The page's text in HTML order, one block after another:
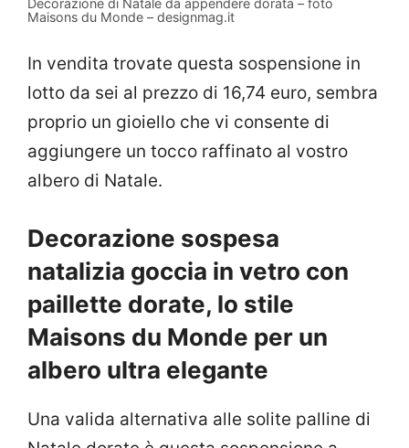
Maisons du Monde – designmag.it
In vendita trovate questa sospensione in
lotto da sei al prezzo di 16,74 euro, sembra
proprio un gioiello che vi consente di
aggiungere un tocco raffinato al vostro
albero di Natale.
Decorazione sospesa
natalizia goccia in vetro con
paillette dorate, lo stile
Maisons du Monde per un
albero ultra elegante
Una valida alternativa alle solite palline di